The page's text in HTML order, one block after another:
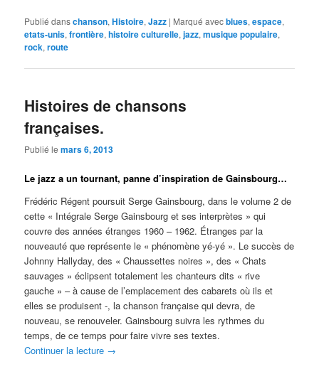
Publié danschanson,Histoire,Jazz | Marqué avecblues,espace,
etats-unis,frontière,histoire culturelle,jazz,musique populaire,
rock,route
Histoires de chansons
françaises.
Publié lemars 6, 2013
Le jazz a un tournant, panne d’inspiration de Gainsbourg…
Frédéric Régent poursuit Serge Gainsbourg, dans le volume 2 de
cette « Intégrale Serge Gainsbourg et ses interprètes » qui
couvre des années étranges 1960 – 1962. Étranges par la
nouveauté que représente le « phénomène yé-yé ». Le succès de
Johnny Hallyday, des « Chaussettes noires », des « Chats
sauvages » éclipsent totalement les chanteurs dits « rive
gauche » – à cause de l’emplacement des cabarets où ils et
elles se produisent -, la chanson française qui devra, de
nouveau, se renouveler. Gainsbourg suivra les rythmes du
temps, de ce temps pour faire vivre ses textes.
Continuer la lecture →